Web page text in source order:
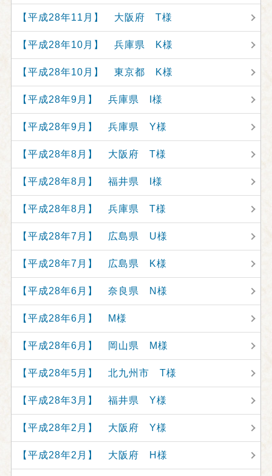
【平成28年11月】 大阪府 T様
【平成28年10月】 兵庫県 K様
【平成28年10月】 東京都 K様
【平成28年9月】 兵庫県 I様
【平成28年9月】 兵庫県 Y様
【平成28年8月】 大阪府 T様
【平成28年8月】 福井県 I様
【平成28年8月】 兵庫県 T様
【平成28年7月】 広島県 U様
【平成28年7月】 広島県 K様
【平成28年6月】 奈良県 N様
【平成28年6月】 M様
【平成28年6月】 岡山県 M様
【平成28年5月】 北九州市 T様
【平成28年3月】 福井県 Y様
【平成28年2月】 大阪府 Y様
【平成28年2月】 大阪府 H様